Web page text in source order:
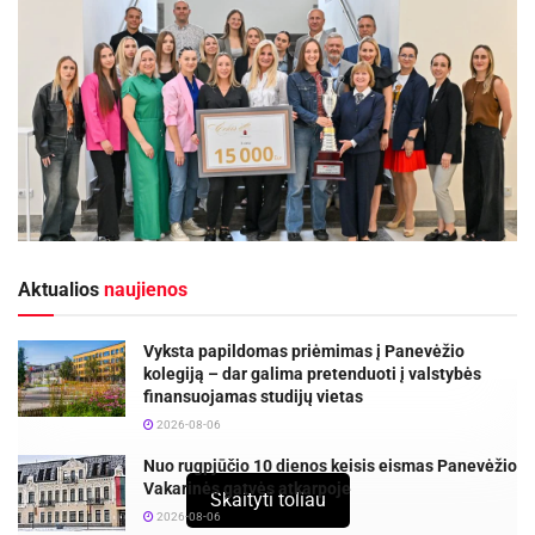
Aktualios naujienos
Vyksta papildomas priėmimas į Panevėžio
kolegiją – dar galima pretenduoti į valstybės
finansuojamas studijų vietas
2026-08-06
Nuo rugpjūčio 10 dienos keisis eismas Panevėžio
Vakarinės gatvės atkarpoje
2026-08-06
Skaityti toliau